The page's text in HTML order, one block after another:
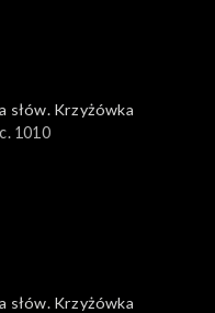
słów. Krzyżówka
1010
słów. Krzyżówka